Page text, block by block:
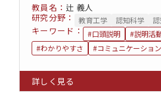
辻 義人
研究分野：
教育工学 認知科学
キーワード： #口頭説明 #説明活
#わかりやすさ
#コミュニケーション